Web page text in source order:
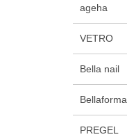
ageha
VETRO
Bella nail
Bellaforma
PREGEL